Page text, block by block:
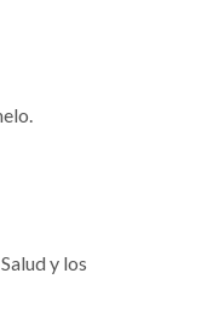
y los